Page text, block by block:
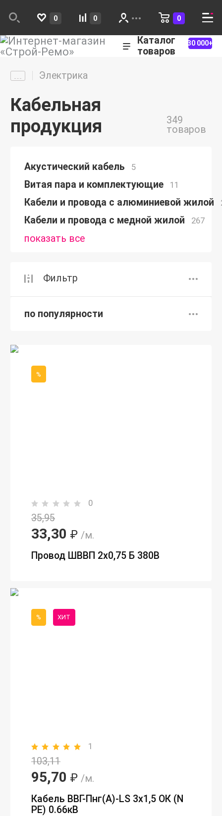
0 0 0
Каталог
товаров
30 000+
Электрика
Кабельная
продукция
349
товаров
Акустический кабель 5
Витая пара и комплектующие 11
Кабели и провода с алюминиевой жилой
Кабели и провода с медной жилой 267
показать все
Фильтр
по популярности
%
0
35,95
33,30 ₽ /м.
Провод ШВВП 2х0,75 Б 380В
% ХИТ
1
103,11
95,70 ₽ /м.
Кабель ВВГ-Пнг(А)-LS 3х1,5 ОК (N
PE) 0.66кВ